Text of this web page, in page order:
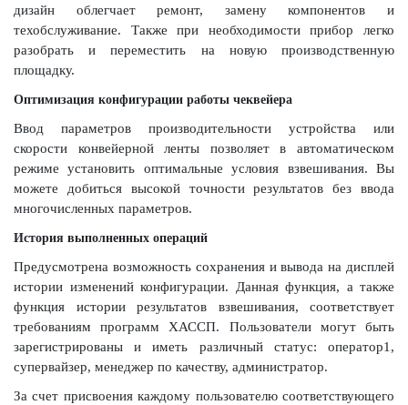
дизайн облегчает ремонт, замену компонентов и
техобслуживание. Также при необходимости прибор легко
разобрать и переместить на новую производственную
площадку.
Оптимизация конфигурации работы чеквейера
Ввод параметров производительности устройства или
скорости конвейерной ленты позволяет в автоматическом
режиме установить оптимальные условия взвешивания. Вы
можете добиться высокой точности результатов без ввода
многочисленных параметров.
История выполненных операций
Предусмотрена возможность сохранения и вывода на дисплей
истории изменений конфигурации. Данная функция, а также
функция истории результатов взвешивания, соответствует
требованиям программ ХАССП. Пользователи могут быть
зарегистрированы и иметь различный статус: оператор1,
супервайзер, менеджер по качеству, администратор.
За счет присвоения каждому пользователю соответствующего